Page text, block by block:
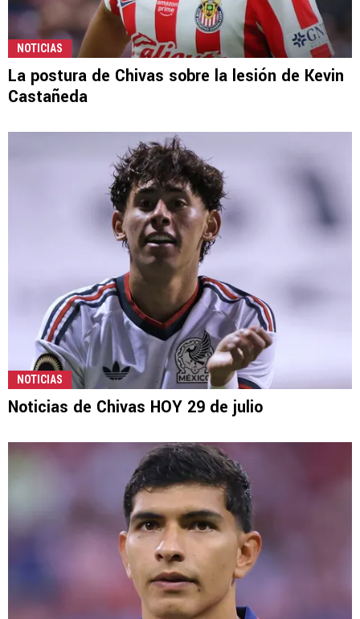
NOTICIAS
La postura de Chivas sobre la lesión de Kevin
Castañeda
NOTICIAS
Noticias de Chivas HOY 29 de julio